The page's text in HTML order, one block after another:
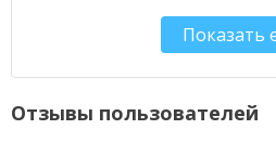
Показать
Отзывы пользователей